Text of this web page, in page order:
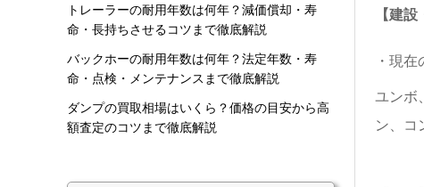
【建設
・現
ユンボ
ン、コ
トレーラーの耐用年数は何年？減価償却・寿
命・長持ちさせるコツまで徹底解説
バックホーの耐用年数は何年？法定年数・寿
命・点検・メンテナンスまで徹底解説
ダンプの買取相場はいくら？価格の目安から高
額査定のコツまで徹底解説